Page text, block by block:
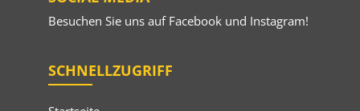
Besuchen Sie uns auf Facebookund Instagram!
SCHNELLZUGRIFF